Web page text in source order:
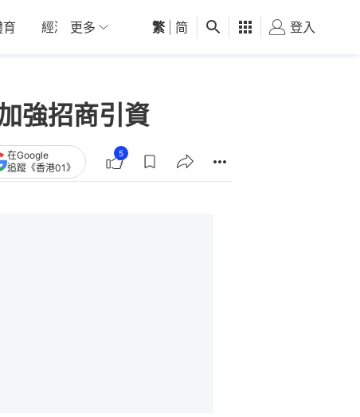
育 經濟 01深圳 觀點 健康 好食玩飛
更多 繁 简 登入
強招商引資
在Google
追蹤《香港01》
5